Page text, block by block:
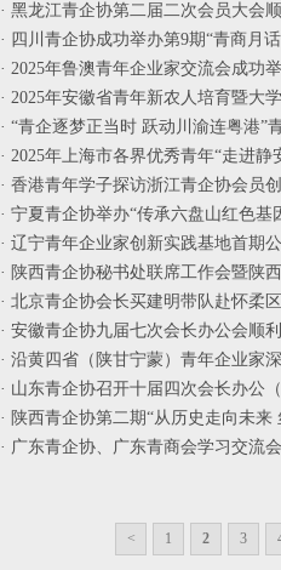
· 黑龙江青企协第二届二次会员大会
· 四川青企协成功举办第9期“青商月
· 2025年鲁澳青年企业家交流会成功
· 2025年安徽省青年新农人培育暨大
· “青企逐梦正当时 跃动川渝连粤港”
· 2025年上海市各界优秀青年“走进
· 香港青年学子探访浙江青企协会员
· 宁夏青企协举办“传承六盘山红色
· 辽宁青年企业家创新实践基地首期
· 陕西青企协秘书处联席工作会暨陕
· 北京青企协会长买建明带队赴怀柔
· 安徽青企协九届七次会长办公会顺
· 沿黄四省（陕甘宁蒙）青年企业家
· 山东青企协召开十届四次会长办公
· 陕西青企协第二期“从历史走向未
· 广东青企协、广东青商会学习交流
< 1 2 3